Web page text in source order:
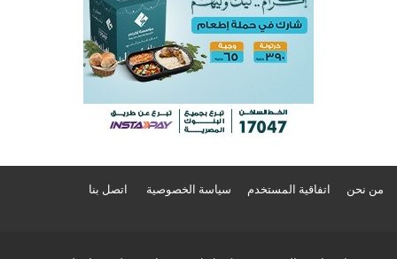
من نحن اتفاقية المستخدم سياسة الخصوصية اتصل بنا